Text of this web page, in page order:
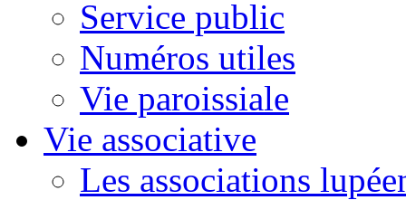
Service public
Numéros utiles
Vie paroissiale
Vie associative
Les associations